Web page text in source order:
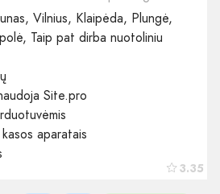
3.35
Vilnius, Klaipėda, Plungė,
Taip pat dirba nuotoliniu
Site.pro
aparatais